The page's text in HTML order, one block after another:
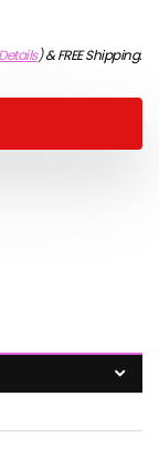
Details)&FREE Shipping.